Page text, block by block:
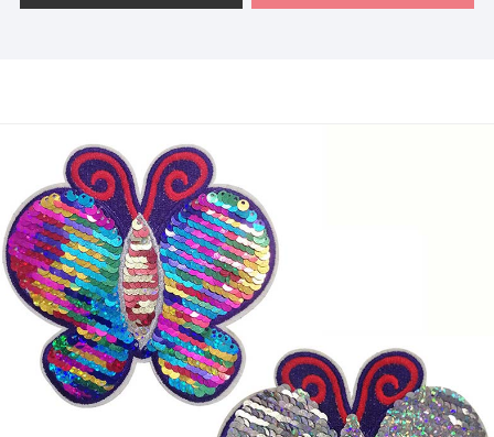
aanbrengen. Van de letters A tot Z, de cijfers 0-9, tot